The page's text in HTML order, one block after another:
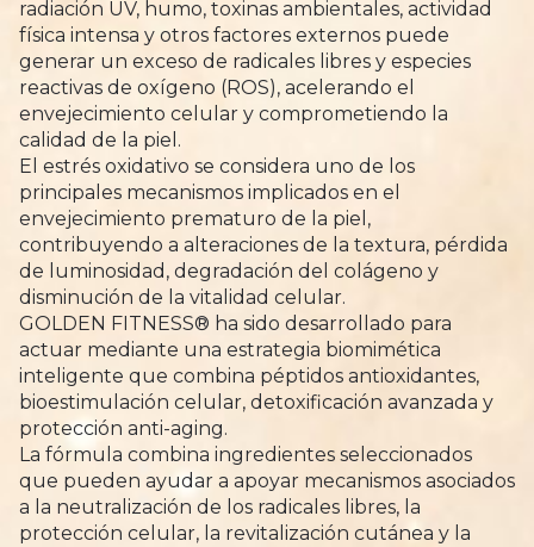
radiación UV, humo, toxinas ambientales, actividad
física intensa y otros factores externos puede
generar un exceso de radicales libres y especies
reactivas de oxígeno (ROS), acelerando el
envejecimiento celular y comprometiendo la
calidad de la piel.
El estrés oxidativo se considera uno de los
principales mecanismos implicados en el
envejecimiento prematuro de la piel,
contribuyendo a alteraciones de la textura, pérdida
de luminosidad, degradación del colágeno y
disminución de la vitalidad celular.
GOLDEN FITNESS® ha sido desarrollado para
actuar mediante una estrategia biomimética
inteligente que combina péptidos antioxidantes,
bioestimulación celular, detoxificación avanzada y
protección anti-aging.
La fórmula combina ingredientes seleccionados
que pueden ayudar a apoyar mecanismos asociados
a la neutralización de los radicales libres, la
protección celular, la revitalización cutánea y la